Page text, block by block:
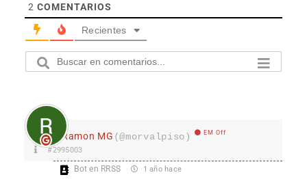
2 COMENTARIOS
Recientes
Ramon MG (@morvalpiso) EM Off
#2995003
Bot en RRSS 1 año hace